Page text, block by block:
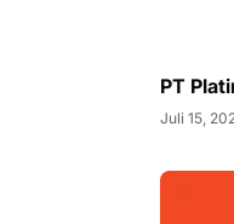
PT
Juli 15,